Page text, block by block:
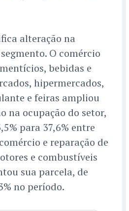
alteração na
O comércio
bebidas e
hipermercados,
e feiras ampliou
na ocupação do setor,
para 37,6% entre
e reparação de
e combustíveis
sua parcela, de
no período.